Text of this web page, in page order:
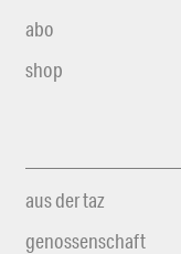
abo
shop
aus der taz
genossenschaft